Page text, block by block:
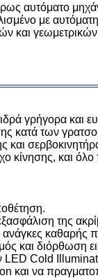
αυτόματο
με
και
γρήγορα και
κατά των
και όλο
της
καθαρής
και διόρθωση
LED Cold
και να